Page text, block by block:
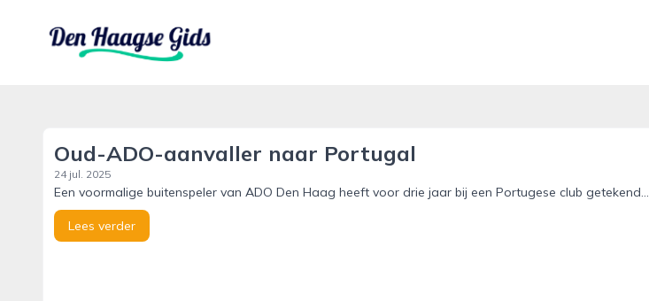
denhaagsegids.nl
Oud-ADO-aanvaller naar Portugal
24 jul. 2025
Een voormalige buitenspeler van ADO Den Haag heeft voor drie jaar bij een Portugese club getekend...
Lees verder